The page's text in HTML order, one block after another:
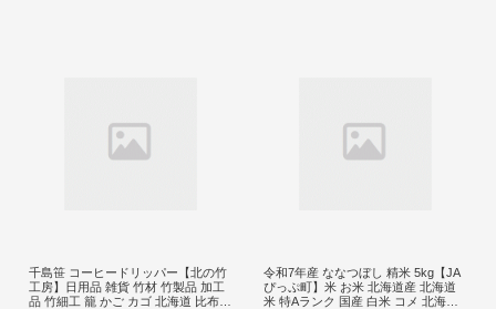
千島笹 コーヒードリッパー【北の竹
工房】日用品 雑貨 竹材 竹製品 加工
品 竹細工 籠 かご カゴ 北海道 比布町
令和7年産 ななつぼし 精米 5kg【JA
ぴっぷ町】米 お米 北海道産 北海道
米 特Aランク 国産 白米 コメ 北海道